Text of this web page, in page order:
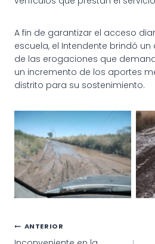
A fin de garantizar el acceso
escuela, el Intendente brindó
de las erogaciones que
un incremento de los aportes
distrito para su sostenimiento.
Navegación
ANTERIOR